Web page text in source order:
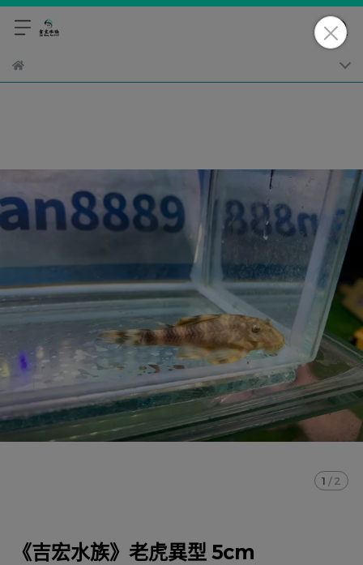
1 / 2
《吉宏水族》老虎異型 5cm